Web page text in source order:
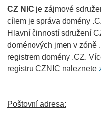
CZ NIC je zájmové
cílem je správa domény
Hlavní činností sdružení
doménových jmen v zóně
registrem domény .CZ.
registru CZNIC naleznete
Poštovní adresa: